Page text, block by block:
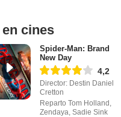
cines
Spider-Man: Brand
New Day
4,2
Director: Destin Daniel
Cretton
Reparto Tom Holland,
Zendaya, Sadie Sink